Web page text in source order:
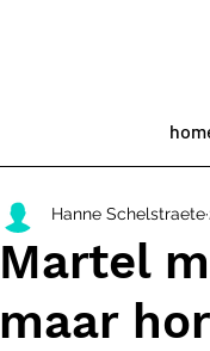
Martel
maar
Hanne Schelstraete